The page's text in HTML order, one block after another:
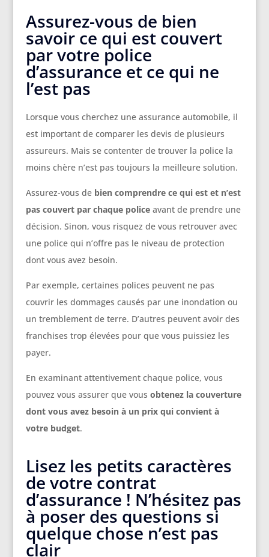
Assurez-vous de bien
savoir ce qui est couvert
par votre police
d’assurance et ce qui ne
l’est pas
Lorsque vous cherchez une assurance automobile, il
est important de comparer les devis de plusieurs
assureurs. Mais se contenter de trouver la police la
moins chère n’est pas toujours la meilleure solution.
Assurez-vous de bien comprendre ce qui est et n’est
pas couvert par chaque policeavant de prendre une
décision. Sinon, vous risquez de vous retrouver avec
une police qui n’offre pas le niveau de protection
dont vous avez besoin.
Par exemple, certaines polices peuvent ne pas
couvrir les dommages causés par une inondation ou
un tremblement de terre. D’autres peuvent avoir des
franchises trop élevées pour que vous puissiez les
payer.
En examinant attentivement chaque police, vous
pouvez vous assurer que vous obtenez la couverture
dont vous avez besoin à un prix qui convient à
votre budget.
Lisez les petits caractères
de votre contrat
d’assurance ! N’hésitez pas
à poser des questions si
quelque chose n’est pas
clair